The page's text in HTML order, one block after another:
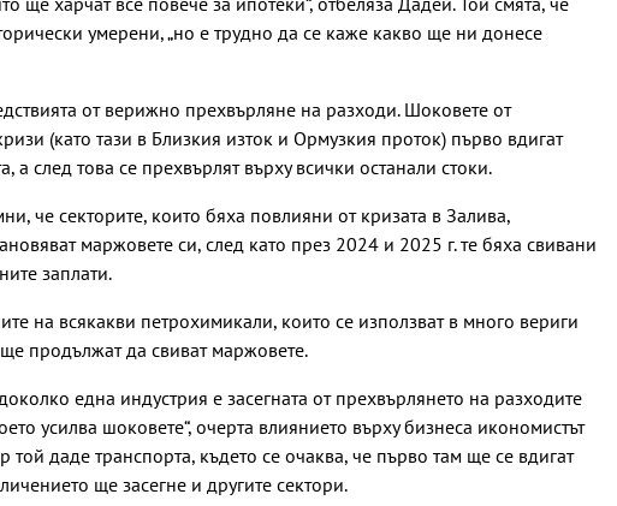
умерени, „но е трудно да се каже какво ще ни донесе
от верижно прехвърляне на разходи. Шоковете от
(като тази в Близкия изток и Ормузкия проток) първо вдигат
а след това се прехвърлят върху всички останали стоки.
че секторите, които бяха повлияни от кризата в Залива,
маржовете си, след като през 2024 и 2025 г. те бяха свивани
заплати.
на всякакви петрохимикали, които се използват в много вериги
продължат да свиват маржовете.
една индустрия е засегната от прехвърлянето на разходите
усилва шоковете“, очерта влиянието върху бизнеса икономистът
той даде транспорта, където се очаква, че първо там ще се вдигат
ще засегне и другите сектори.
Хванаха за ден 31
Черно море Тича с